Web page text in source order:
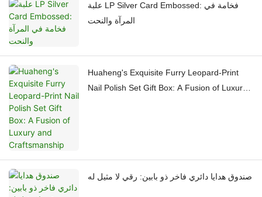
علبة LP Silver Card Embossed: فخامة في
المرآة والنحت
Huaheng's Exquisite Furry Leopard-Print
Nail Polish Set Gift Box: A Fusion of Luxury
صندوق هدايا دائري فاخر ذو بابين: رقي لا مثيل له